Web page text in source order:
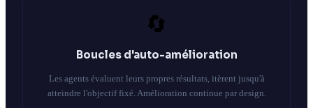
🔄
Boucles d'auto-amélioration
Les agents évaluent leurs propres résultats, itèrent jusqu'à
atteindre l'objectif fixé. Amélioration continue par design.